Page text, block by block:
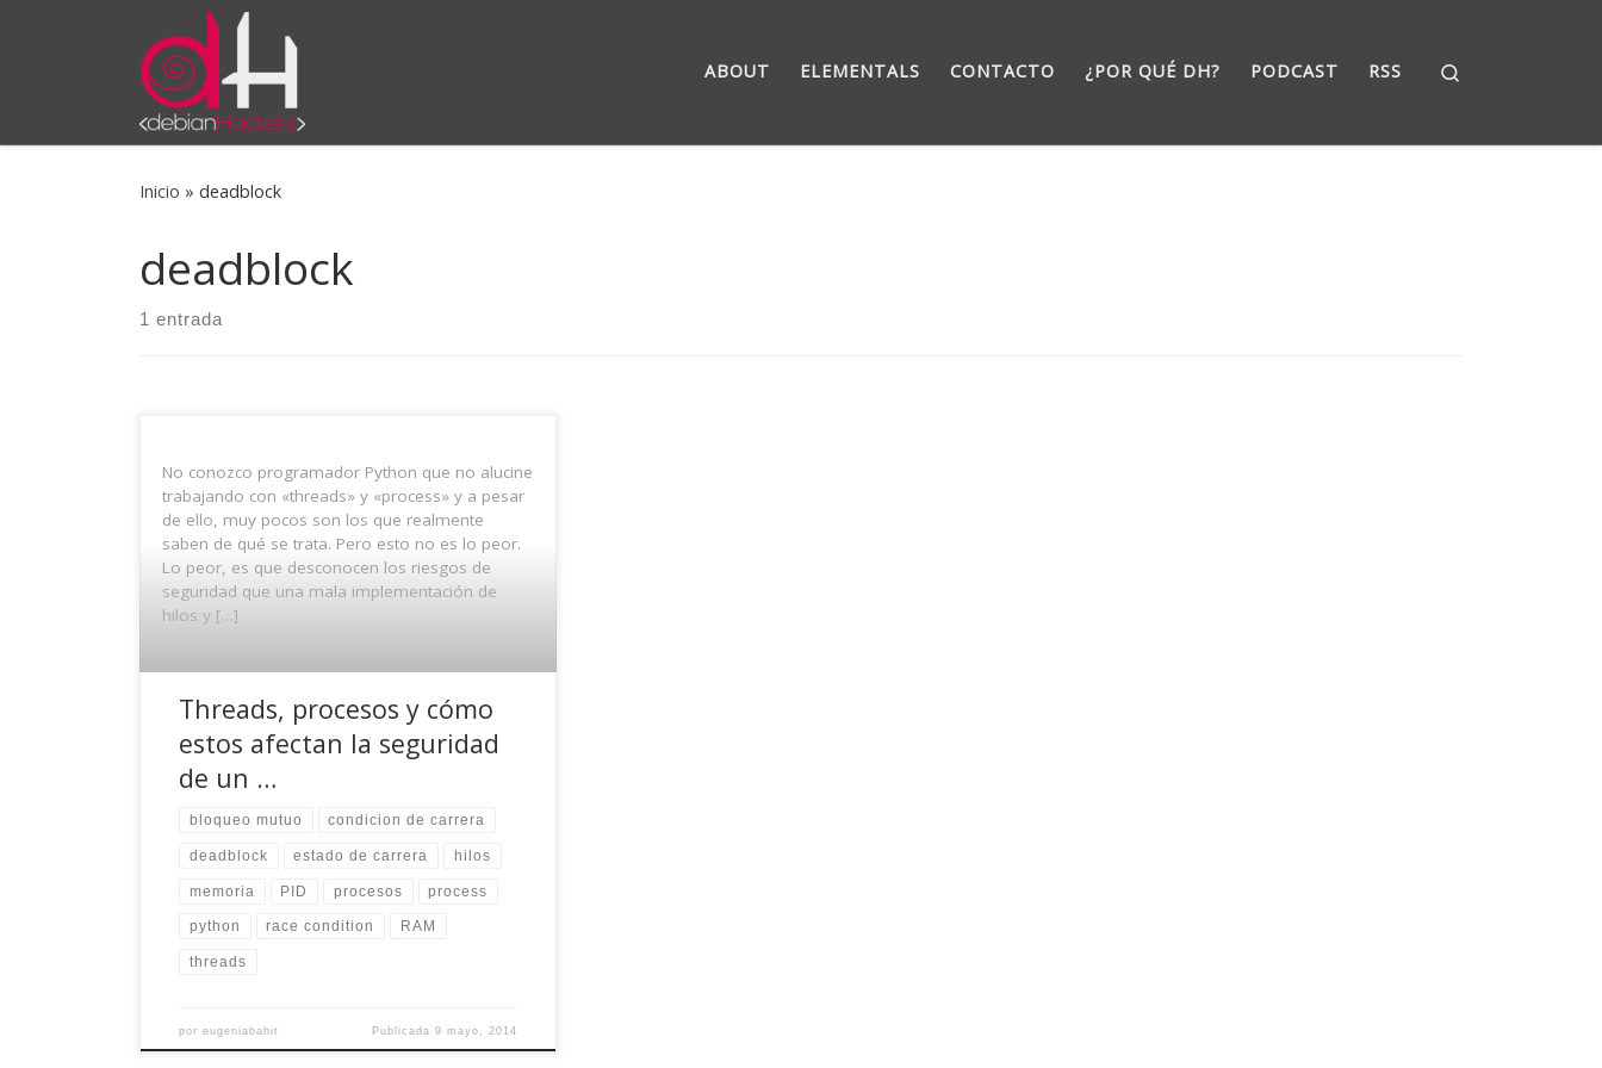
Saltar al contenido
ABOUT ELEMENTALS CONTACTO ¿POR QUÉ DH? PODCAST RSS
Inicio » deadblock
deadblock
1 entrada
No conozco programador Python que no alucine
trabajando con «threads» y «process» y a pesar
de ello, muy pocos son los que realmente
saben de qué se trata. Pero esto no es lo peor.
Lo peor, es que desconocen los riesgos de
seguridad que una mala implementación de
hilos y […]
Threads, procesos y cómo
estos afectan la seguridad
de un …
bloqueo mutuo condicion de carrera
deadblock estado de carrera hilos
memoria PID procesos process
python race condition RAM
threads
poreugeniabahit Publicada 9 mayo, 2014